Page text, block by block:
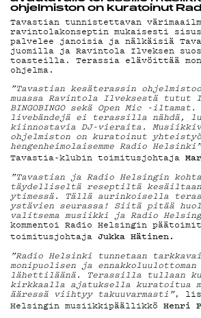
G
KIRJAUDU SISÄÄN
ohjelmiston on kuratoinut
Tavastian tunnistettavan
ravintolakonseptin mukaisesti
palvelee janoisia ja nälkäisiä
juomilla ja Ravintola Ilveksen
toasteilla. Terassia elävöittää
ohjelma.
”Tavastian kesäterassin
muassa Ravintola Ilveksestä tutut
BINGOBINGO sekä Open Mic -
livebändejä ei terassilla nähdä,
kiinnostavia DJ-vieraita.
ohjelmiston on kuratoinut
hengenheimolaisemme Radio Helsinki”
Tavastia-klubin toimitusjohtaja
”Tavastian ja Radio Helsingin
täydelliseltä reseptiltä kesäiltaan
ytimessä. Tällä aurinkoisella
ystävien seurassa! Siitä pitää
valitsema musiikki ja Radio
kommentoi Radio Helsingin
toimitusjohtaja Jukka Hätinen.
”Radio Helsinki tunnetaan
monipuolisen ja
lähettiläänä. Terassilla tullaan
kirkkaalla ajatuksella kuratoitua
ääressä viihtyy takuuvarmasti”,
Helsingin musiikkipäällikkö Henri